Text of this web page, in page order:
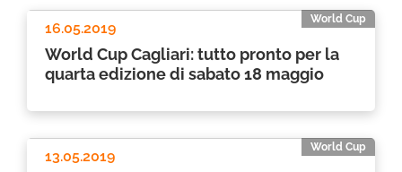
World Cup
16.05.2019
World Cup Cagliari: tutto pronto per la
quarta edizione di sabato 18 maggio
World Cup
13.05.2019